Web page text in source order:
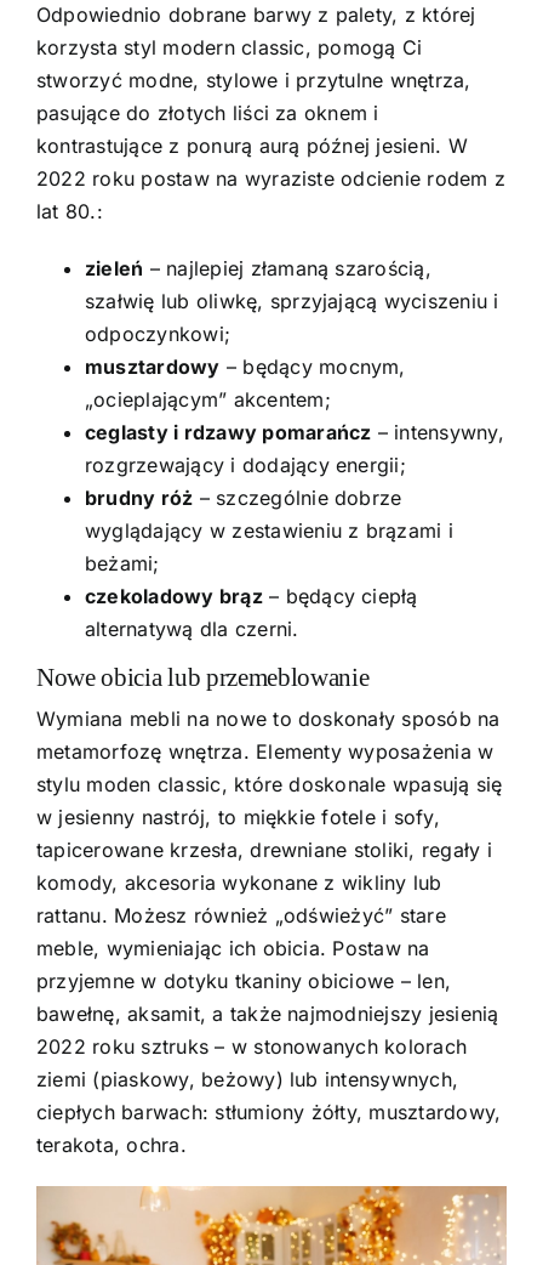
Odpowiednio dobrane barwy z palety, z której
korzysta styl modern classic, pomogą Ci
stworzyć modne, stylowe i przytulne wnętrza,
pasujące do złotych liści za oknem i
kontrastujące z ponurą aurą późnej jesieni. W
2022 roku postaw na wyraziste odcienie rodem z
lat 80.:
zieleń – najlepiej złamaną szarością,
szałwię lub oliwkę, sprzyjającą wyciszeniu i
odpoczynkowi;
musztardowy – będący mocnym,
„ocieplającym” akcentem;
ceglasty i rdzawy pomarańcz – intensywny,
rozgrzewający i dodający energii;
brudny róż – szczególnie dobrze
wyglądający w zestawieniu z brązami i
beżami;
czekoladowy brąz– będący ciepłą
alternatywą dla czerni.
Nowe obicia lub przemeblowanie
Wymiana mebli na nowe to doskonały sposób na
metamorfozę wnętrza. Elementy wyposażenia w
stylu moden classic, które doskonale wpasują się
w jesienny nastrój, to miękkie fotele i sofy,
tapicerowane krzesła, drewniane stoliki, regały i
komody, akcesoria wykonane z wikliny lub
rattanu. Możesz również „odświeżyć” stare
meble, wymieniając ich obicia. Postaw na
przyjemne w dotyku tkaniny obiciowe – len,
bawełnę, aksamit, a także najmodniejszy jesienią
2022 roku sztruks – w stonowanych kolorach
ziemi (piaskowy, beżowy) lub intensywnych,
ciepłych barwach: stłumiony żółty, musztardowy,
terakota, ochra.